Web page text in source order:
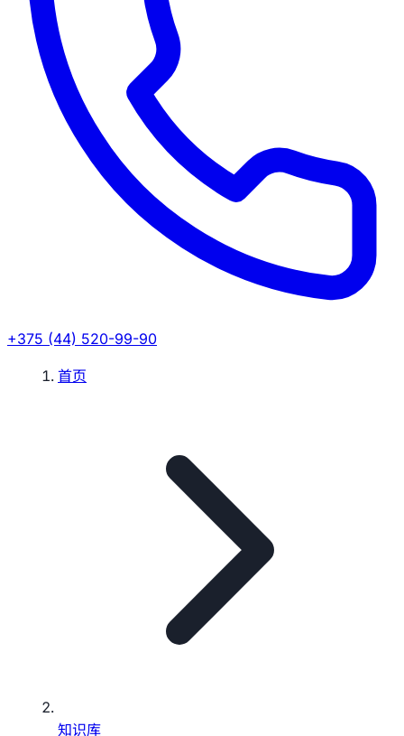
+375 (44) 520-99-90
首页
知识库